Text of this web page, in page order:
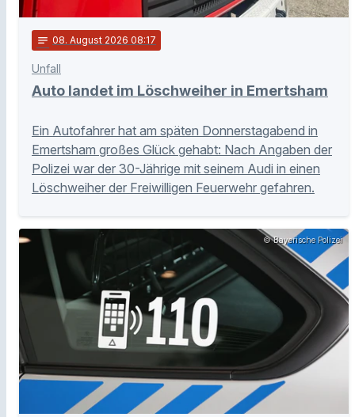
notes 08. August 2026 08:17
Unfall
Auto landet im Löschweiher in Emertsham
Ein Autofahrer hat am späten Donnerstagabend in
Emertsham großes Glück gehabt: Nach Angaben der
Polizei war der 30-Jährige mit seinem Audi in einen
Löschweiher der Freiwilligen Feuerwehr gefahren.
© Bayerische Polizei